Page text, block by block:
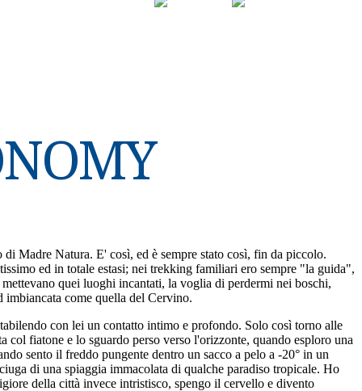
Madre Natura. E' così, ed è sempre stato così, fin da piccolo.
ed in totale estasi; nei trekking familiari ero sempre "la guida",
quei luoghi incantati, la voglia di perdermi nei boschi,
imbiancata come quella del Cervino.
con lei un contatto intimo e profondo. Solo così torno alle
fiatone e lo sguardo perso verso l'orizzonte, quando esploro una
sento il freddo pungente dentro un sacco a pelo a -20° in un
di una spiaggia immacolata di qualche paradiso tropicale. Ho
della città invece intristisco, spengo il cervello e divento